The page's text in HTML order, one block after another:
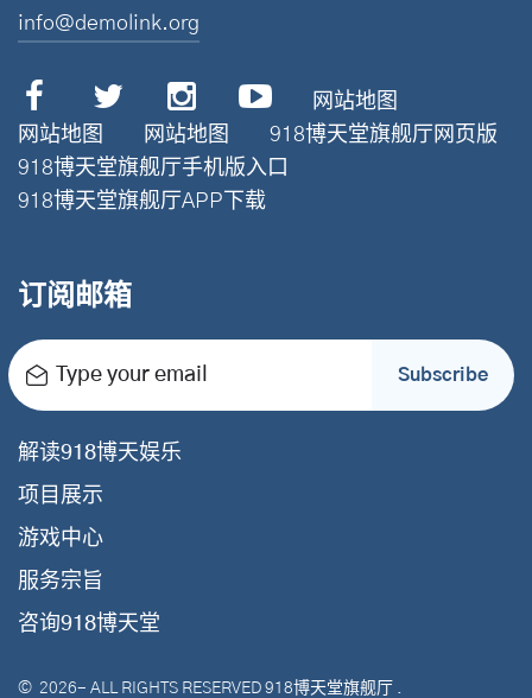
info@demolink.org
网站地图
网站地图
网站地图
918博天堂旗舰厅网页版
918博天堂旗舰厅手机版入口
918博天堂旗舰厅APP下载
订阅邮箱
Type your email Subscribe
解读918博天娱乐
项目展示
游戏中心
服务宗旨
咨询918博天堂
© 2026- ALL RIGHTS RESERVED 918博天堂旗舰厅